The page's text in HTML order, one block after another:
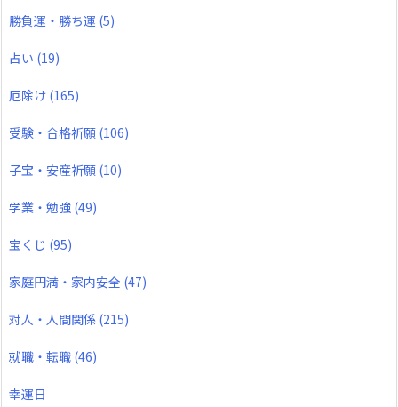
勝負運・勝ち運 (5)
占い (19)
厄除け (165)
受験・合格祈願 (106)
子宝・安産祈願 (10)
学業・勉強 (49)
宝くじ (95)
家庭円満・家内安全 (47)
対人・人間関係 (215)
就職・転職 (46)
幸運日